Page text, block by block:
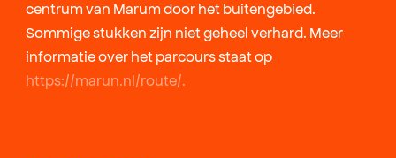
centrum van Marum door het buitengebied.
Sommige stukken zijn niet geheel verhard. Meer
informatie over het parcours staat op
https://marun.nl/route/.